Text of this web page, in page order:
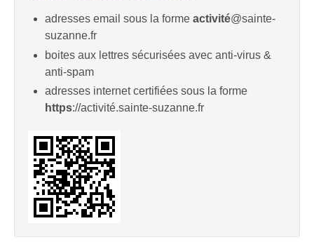
adresses email sous la forme activité@sainte-
suzanne.fr
boites aux lettres sécurisées avec anti-virus &
anti-spam
adresses internet certifiées sous la forme
https://activité.sainte-suzanne.fr